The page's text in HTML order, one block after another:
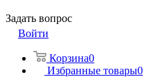
Задать вопрос
Войти
Корзина0
Избранные товары0